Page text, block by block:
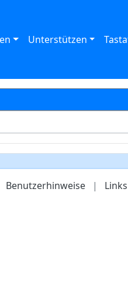
Unterstützen
Benutzerhinweise | Links